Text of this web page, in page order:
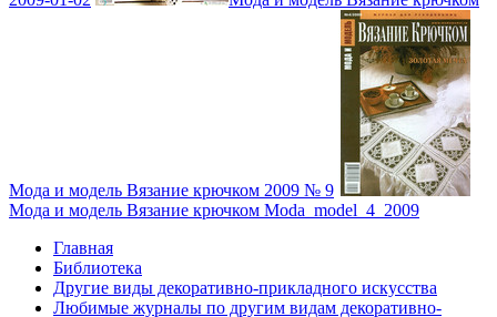
Мода и модель Вязание крючком 2009 № 9
Мода и модель Вязание крючком Moda_model_4_2009
Главная
Библиотека
Другие виды декоративно-прикладного искусства
Любимые журналы по другим видам декоративно-